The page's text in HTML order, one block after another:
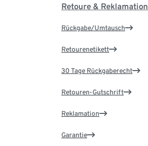
Retoure & Reklamation
Rückgabe/Umtausch
Retourenetikett
30 Tage Rückgaberecht
Retouren-Gutschrift
Reklamation
Garantie